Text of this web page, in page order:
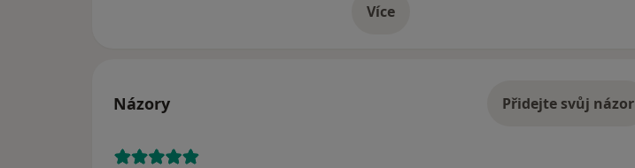
Víceo adrese
Názory Přidejte svůj názor